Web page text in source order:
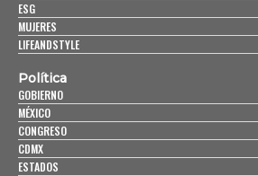
ESG
MUJERES
LIFEANDSTYLE
Política
GOBIERNO
MÉXICO
CONGRESO
CDMX
ESTADOS